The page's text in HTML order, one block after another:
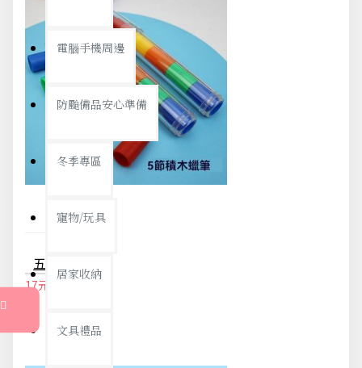
電腦手機周邊
防颱備品安心準備
冬季專區
寵物/玩具
居家收納
文具禮品
17元